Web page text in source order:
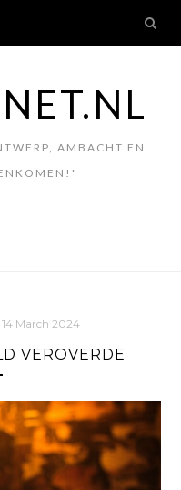
AMBACHT EN
14 March 2024
VEROVERDE